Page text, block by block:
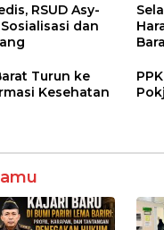
RSUD Asy-
dan
Turun ke
Kesehatan